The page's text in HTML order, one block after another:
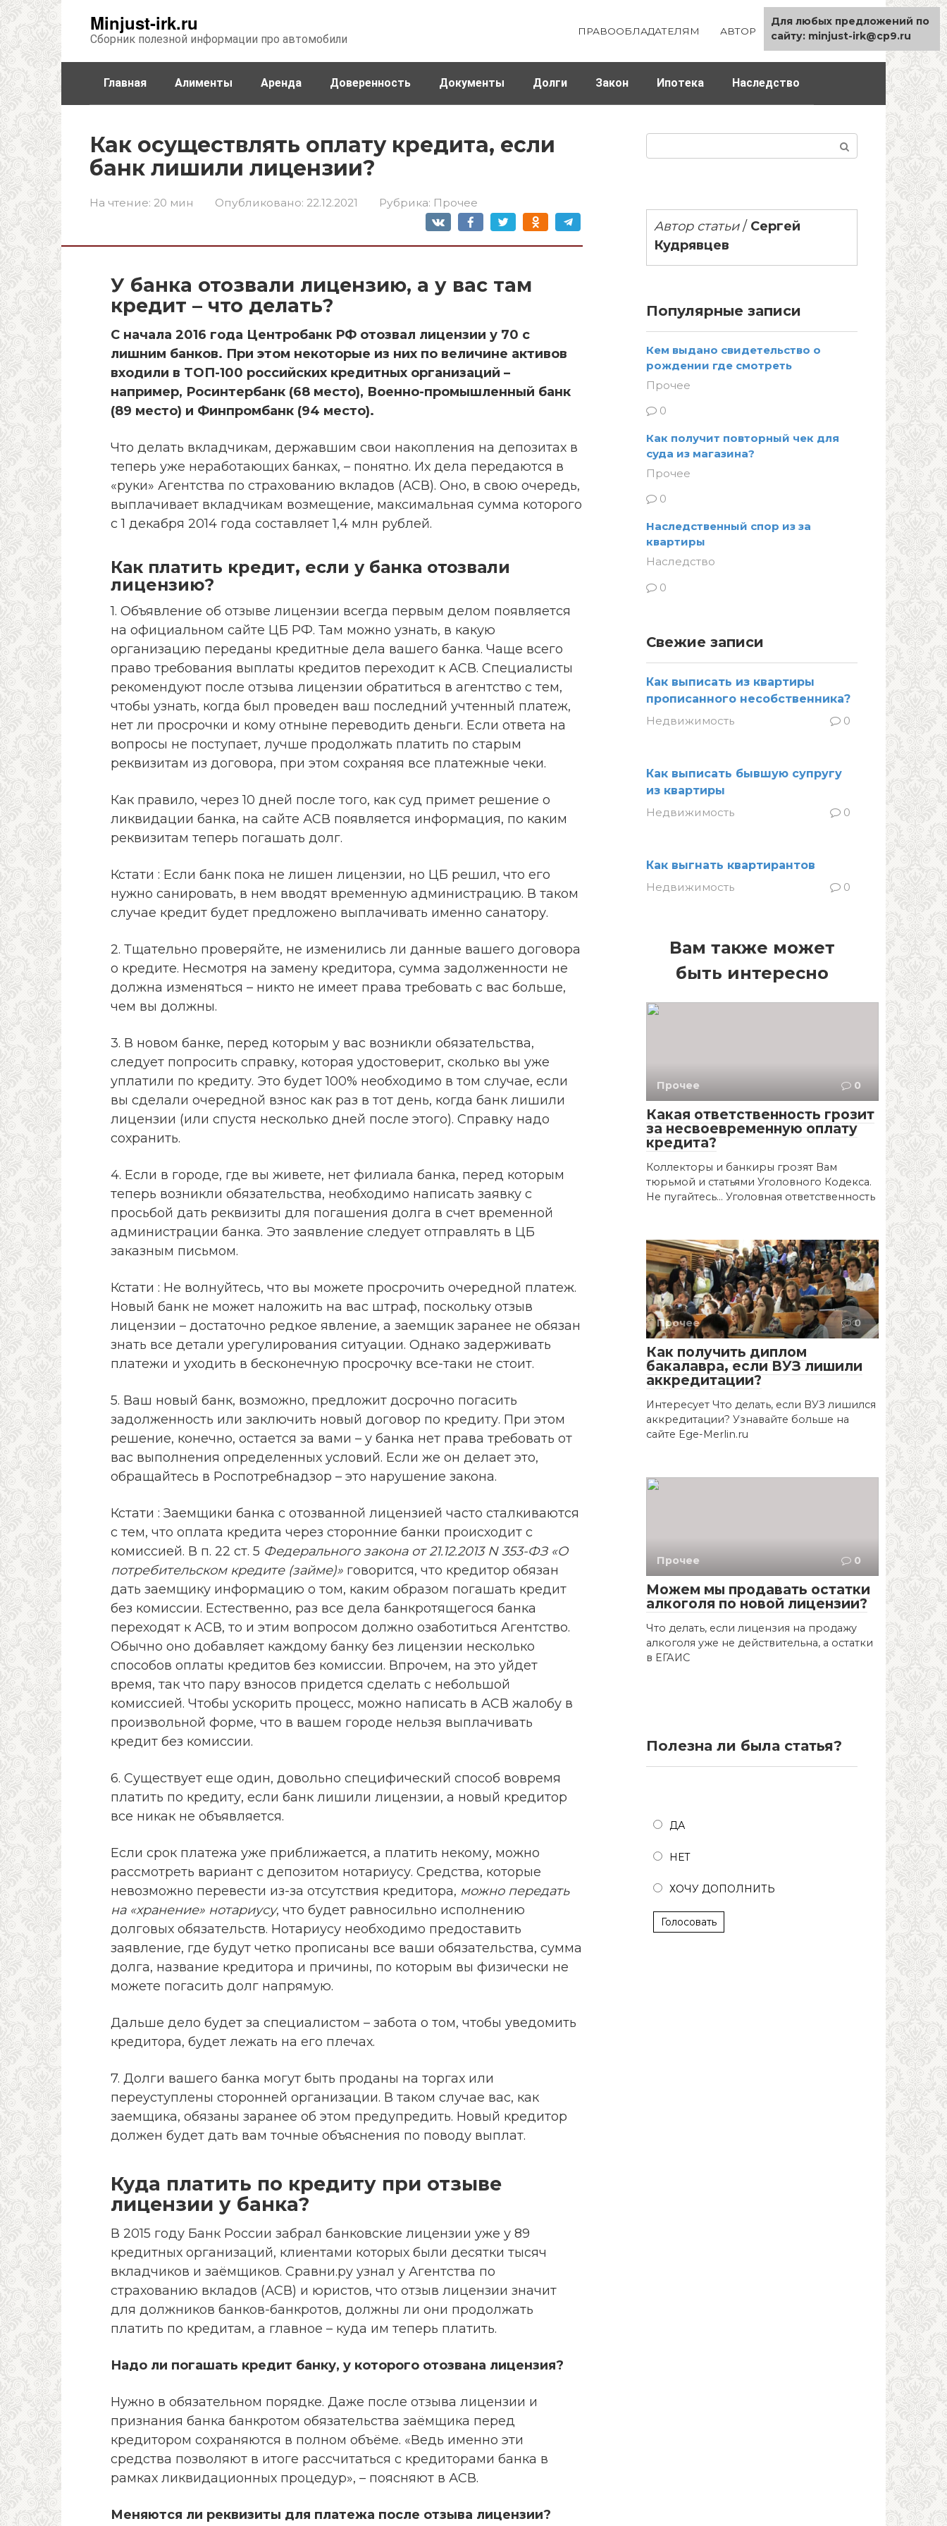
Minjust-irk.ru
Сборник полезной информации про автомобили
ПРАВООБЛАДАТЕЛЯМ АВТОР КАРТА САЙТА
Главная Алименты Аренда Доверенность Документы Долги Закон Ипотека Наследство
Как осуществлять оплату кредита, если
банк лишили лицензии?
На чтение: 20 мин Опубликовано: 22.12.2021 Рубрика: Прочее
У банка отозвали лицензию, а у вас там
кредит – что делать?
С начала 2016 года Центробанк РФ отозвал лицензии у 70 с
лишним банков. При этом некоторые из них по величине активов
входили в ТОП-100 российских кредитных организаций –
например, Росинтербанк (68 место), Военно-промышленный банк
(89 место) и Финпромбанк (94 место).
Что делать вкладчикам, державшим свои накопления на депозитах в
теперь уже неработающих банках, – понятно. Их дела передаются в
«руки» Агентства по страхованию вкладов (АСВ). Оно, в свою очередь,
выплачивает вкладчикам возмещение, максимальная сумма которого
с 1 декабря 2014 года составляет 1,4 млн рублей.
Как платить кредит, если у банка отозвали
лицензию?
1. Объявление об отзыве лицензии всегда первым делом появляется
на официальном сайте ЦБ РФ. Там можно узнать, в какую
организацию переданы кредитные дела вашего банка. Чаще всего
право требования выплаты кредитов переходит к АСВ. Специалисты
рекомендуют после отзыва лицензии обратиться в агентство с тем,
чтобы узнать, когда был проведен ваш последний учтенный платеж,
нет ли просрочки и кому отныне переводить деньги. Если ответа на
вопросы не поступает, лучше продолжать платить по старым
реквизитам из договора, при этом сохраняя все платежные чеки.
Как правило, через 10 дней после того, как суд примет решение о
ликвидации банка, на сайте АСВ появляется информация, по каким
реквизитам теперь погашать долг.
Кстати : Если банк пока не лишен лицензии, но ЦБ решил, что его
нужно санировать, в нем вводят временную администрацию. В таком
случае кредит будет предложено выплачивать именно санатору.
2. Тщательно проверяйте, не изменились ли данные вашего договора
о кредите. Несмотря на замену кредитора, сумма задолженности не
должна изменяться – никто не имеет права требовать с вас больше,
чем вы должны.
3. В новом банке, перед которым у вас возникли обязательства,
следует попросить справку, которая удостоверит, сколько вы уже
уплатили по кредиту. Это будет 100% необходимо в том случае, если
вы сделали очередной взнос как раз в тот день, когда банк лишили
лицензии (или спустя несколько дней после этого). Справку надо
сохранить.
4. Если в городе, где вы живете, нет филиала банка, перед которым
теперь возникли обязательства, необходимо написать заявку с
просьбой дать реквизиты для погашения долга в счет временной
администрации банка. Это заявление следует отправлять в ЦБ
заказным письмом.
Кстати : Не волнуйтесь, что вы можете просрочить очередной платеж.
Новый банк не может наложить на вас штраф, поскольку отзыв
лицензии – достаточно редкое явление, а заемщик заранее не обязан
знать все детали урегулирования ситуации. Однако задерживать
платежи и уходить в бесконечную просрочку все-таки не стоит.
5. Ваш новый банк, возможно, предложит досрочно погасить
задолженность или заключить новый договор по кредиту. При этом
решение, конечно, остается за вами – у банка нет права требовать от
вас выполнения определенных условий. Если же он делает это,
обращайтесь в Роспотребнадзор – это нарушение закона.
Кстати : Заемщики банка с отозванной лицензией часто сталкиваются
с тем, что оплата кредита через сторонние банки происходит с
комиссией. В п. 22 ст. 5 Федерального закона от 21.12.2013 N 353-ФЗ «О
потребительском кредите (займе)» говорится, что кредитор обязан
дать заемщику информацию о том, каким образом погашать кредит
без комиссии. Естественно, раз все дела банкротящегося банка
переходят к АСВ, то и этим вопросом должно озаботиться Агентство.
Обычно оно добавляет каждому банку без лицензии несколько
способов оплаты кредитов без комиссии. Впрочем, на это уйдет
время, так что пару взносов придется сделать с небольшой
комиссией. Чтобы ускорить процесс, можно написать в АСВ жалобу в
произвольной форме, что в вашем городе нельзя выплачивать
кредит без комиссии.
6. Существует еще один, довольно специфический способ вовремя
платить по кредиту, если банк лишили лицензии, а новый кредитор
все никак не объявляется.
Если срок платежа уже приближается, а платить некому, можно
рассмотреть вариант с депозитом нотариусу. Средства, которые
невозможно перевести из-за отсутствия кредитора, можно передать
на «хранение» нотариусу, что будет равносильно исполнению
долговых обязательств. Нотариусу необходимо предоставить
заявление, где будут четко прописаны все ваши обязательства, сумма
долга, название кредитора и причины, по которым вы физически не
можете погасить долг напрямую.
Дальше дело будет за специалистом – забота о том, чтобы уведомить
кредитора, будет лежать на его плечах.
7. Долги вашего банка могут быть проданы на торгах или
переуступлены сторонней организации. В таком случае вас, как
заемщика, обязаны заранее об этом предупредить. Новый кредитор
должен будет дать вам точные объяснения по поводу выплат.
Куда платить по кредиту при отзыве
лицензии у банка?
В 2015 году Банк России забрал банковские лицензии уже у 89
кредитных организаций, клиентами которых были десятки тысяч
вкладчиков и заёмщиков. Сравни.ру узнал у Агентства по
страхованию вкладов (АСВ) и юристов, что отзыв лицензии значит
для должников банков-банкротов, должны ли они продолжать
платить по кредитам, а главное – куда им теперь платить.
Надо ли погашать кредит банку, у которого отозвана лицензия?
Нужно в обязательном порядке. Даже после отзыва лицензии и
признания банка банкротом обязательства заёмщика перед
кредитором сохраняются в полном объёме. «Ведь именно эти
средства позволяют в итоге рассчитаться с кредиторами банка в
рамках ликвидационных процедур», – поясняют в АСВ.
Меняются ли реквизиты для платежа после отзыва лицензии?
Автор статьи/ Сергей
Кудрявцев
Популярные записи
Кем выдано свидетельство о
рождении где смотреть
Прочее
0
Как получит повторный чек для
суда из магазина?
Прочее
0
Наследственный спор из за
квартиры
Наследство
0
Свежие записи
Как выписать из квартиры
прописанного несобственника?
Недвижимость
0
Как выписать бывшую супругу
из квартиры
Недвижимость
0
Как выгнать квартирантов
Недвижимость
0
Вам также может
быть интересно
Прочее 0
Какая ответственность грозит
за несвоевременную оплату
кредита?
Коллекторы и банкиры грозят Вам
тюрьмой и статьями Уголовного Кодекса.
Не пугайтесь... Уголовная ответственность
Прочее 0
Как получить диплом
бакалавра, если ВУЗ лишили
аккредитации?
Интересует Что делать, если ВУЗ лишился
аккредитации? Узнавайте больше на
сайте Ege-Merlin.ru
Прочее 0
Можем мы продавать остатки
алкоголя по новой лицензии?
Что делать, если лицензия на продажу
алкоголя уже не действительна, а остатки
в ЕГАИС
Полезна ли была статья?
ДА
НЕТ
ХОЧУ ДОПОЛНИТЬ
Голосовать
Для любых предложений по
сайту: minjust-irk@cp9.ru